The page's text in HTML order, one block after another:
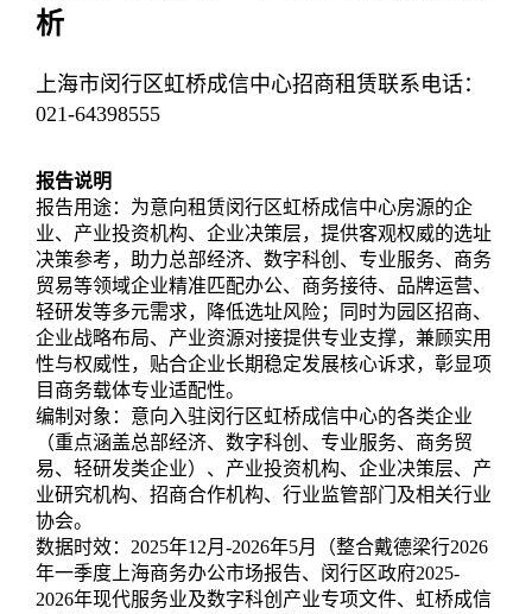
析
上海市闵行区虹桥成信中心招商租赁联系电话：
021-64398555
报告说明
报告用途：为意向租赁闵行区虹桥成信中心房源的企
业、产业投资机构、企业决策层，提供客观权威的选址
决策参考，助力总部经济、数字科创、专业服务、商务
贸易等领域企业精准匹配办公、商务接待、品牌运营、
轻研发等多元需求，降低选址风险；同时为园区招商、
企业战略布局、产业资源对接提供专业支撑，兼顾实用
性与权威性，贴合企业长期稳定发展核心诉求，彰显项
目商务载体专业适配性。
编制对象：意向入驻闵行区虹桥成信中心的各类企业
（重点涵盖总部经济、数字科创、专业服务、商务贸
易、轻研发类企业）、产业投资机构、企业决策层、产
业研究机构、招商合作机构、行业监管部门及相关行业
协会。
数据时效：2025年12月-2026年5月（整合戴德梁行2026
年一季度上海商务办公市场报告、闵行区政府2025-
2026年现代服务业及数字科创产业专项文件、虹桥成信